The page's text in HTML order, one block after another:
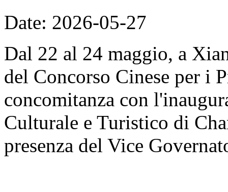
Date: 2026-05-27
Dal 22 al 24 maggio, a
del Concorso Cinese per
concomitanza con
Culturale e Turistico di
presenza del Vice